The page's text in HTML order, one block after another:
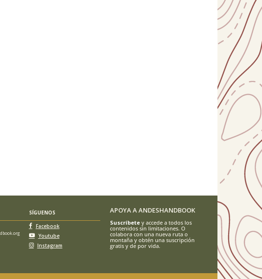
SÍGUENOS
Facebook
Youtube
Instagram
APOYA A ANDESHANDBOOK
Suscríbetey accede a todos los
contenidos sin limitaciones. O
colabora con una nueva ruta o
montaña y obtén una suscripción
gratis y de por vida.